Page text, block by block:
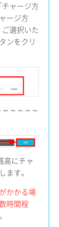
チャージ方
ージ方
選択いた
ンをクリ
～～～～
高にチャ
ます。
かかる場
時間程